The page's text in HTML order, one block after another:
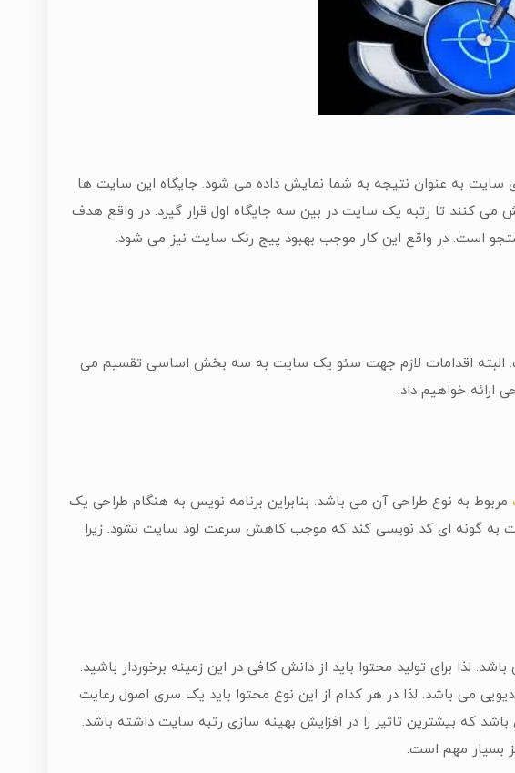
سایت به عنوان نتیجه به شما نمایش داده می شود. جایگاه این سایت ها
کنند تا رتبه یک سایت در بین سه جایگاه اول قرار گیرد. در واقع هدف
است. در واقع این کار موجب بهبود پیج رنک سایت نیز می شود.
البته اقدامات لازم جهت سئو یک سایت به سه بخش اساسی تقسیم می
ارائه خواهیم داد.
مربوط به نوع طراحی آن می باشد. بنابراین برنامه نویس به هنگام طراحی یک
به گونه ای کد نویسی کند که موجب کاهش سرعت لود سایت نشود. زیرا
برای تولید محتوا باید از دانش کافی در این زمینه برخوردار باشید.
می باشد. لذا در هر کدام از این نوع محتوا باید یک سری اصول رعایت
که بیشترین تاثیر را در افزایش بهینه سازی رتبه سایت داشته باشد.
بسیار مهم است.